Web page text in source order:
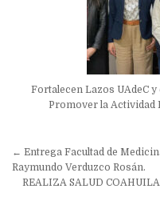
Fortalecen Lazos UAdeC
Promover la Actividad
Navegación
de
entradas
← Entrega Facultad de
Raymundo Verduzco Rosán.
REALIZA SALUD